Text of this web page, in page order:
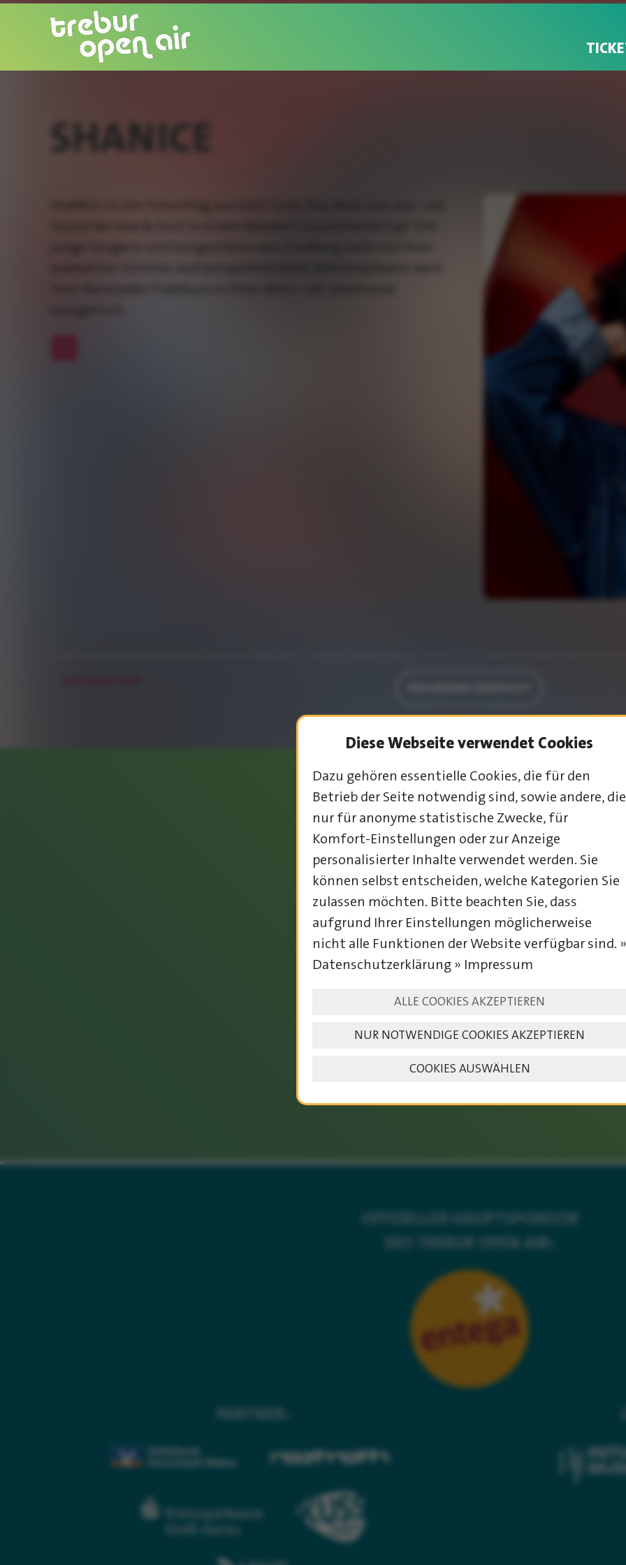
SHANICE
23. – 25. JULI 2027
SAVE THE DATE
TICKETS
OFFIZIELLER HAUPTSPONSOR
DES TREBUR OPEN AIR:
PARTNER:
Diese Webseite verwendet Cookies
Dazu gehören essentielle Cookies, die für den
Betrieb der Seite notwendig sind, sowie andere, die
nur für anonyme statistische Zwecke, für
Komfort-Einstellungen oder zur Anzeige
personalisierter Inhalte verwendet werden. Sie
können selbst entscheiden, welche Kategorien Sie
zulassen möchten. Bitte beachten Sie, dass
aufgrund Ihrer Einstellungen möglicherweise
nicht alle Funktionen der Website verfügbar sind. »
Datenschutzerklärung » Impressum
ALLE COOKIES AKZEPTIEREN
NUR NOTWENDIGE COOKIES AKZEPTIEREN
COOKIES AUSWÄHLEN